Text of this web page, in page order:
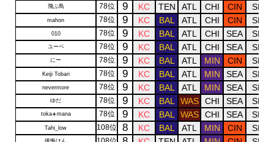
飛ぶ鳥 78位 9 KC TEN ATL CHI CIN SF
mahon 78位 9 KC BAL ATL CHI CIN SF
010 78位 9 KC BAL ATL CHI SEA SF
ユーベ 78位 9 KC BAL ATL CHI SEA SF
にー 78位 9 KC BAL ATL MIN CIN SF
Keiji Tobari 78位 9 KC BAL ATL MIN SEA SF
nevermore 78位 9 KC BAL ATL MIN SEA SF
ゆだ 78位 9 KC BAL WAS CHI SEA SF
toka☀️mana 78位 9 KC BAL WAS CHI SEA SF
Tahi_low 108位 8 KC BAL ATL MIN CIN SF